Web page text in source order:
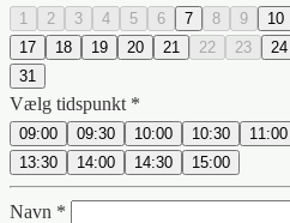
1 2 3 4 5 6 7 8 9 10
17
18 19 20 21 22 23 24
31
Vælg tidspunkt *
09:00 09:30 10:00 10:30 11:00
13:30
14:00 14:30 15:00
Navn *